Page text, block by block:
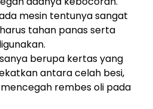
mesin tentunya sangat
tahan panas serta
berupa kertas yang
antara celah besi,
rembes oli pada